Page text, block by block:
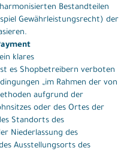
Bestandteilen
Gewährleistungsrecht) der
klares
es Shopbetreibern verboten
„im Rahmen der von
aufgrund der
oder des Ortes der
Standorts des
Niederlassung des
Ausstellungsorts des